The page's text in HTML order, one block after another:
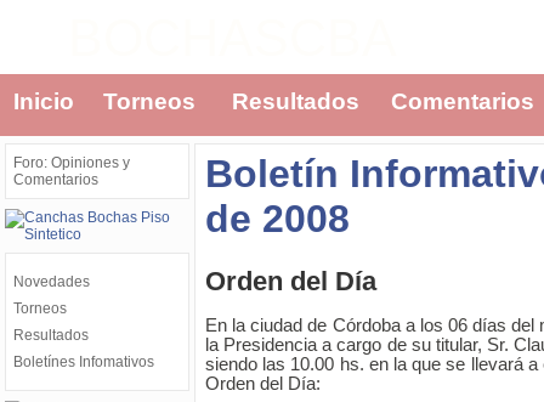
Inicio Torneos Resultados Comentarios
Foro: Opiniones y
Comentarios
Novedades
Torneos
Resultados
Boletínes Infomativos
Boletín
de 2008
Orden del Día
En la ciudad de Córdoba a los 06 días
la Presidencia a cargo de su titular, Sr.
siendo las 10.00 hs. en la que se llevará
Orden del Día: